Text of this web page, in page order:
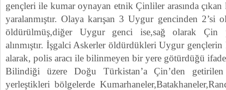
gençleri ile kumar oynayan etnik Çinliler arasında
yaralanmıştır. Olaya karışan 3 Uygur gencinden 2’si
öldürülmüş,diğer Uygur genci ise,sağ olarak Çin
alınmıştır. İşgalci Askerler öldürdükleri Uygur
alarak, polis aracı ile bilinmeyen bir yere götürdüğü
Bilindiği üzere Doğu Türkistan’a Çin’den
yerleştikleri bölgelerde